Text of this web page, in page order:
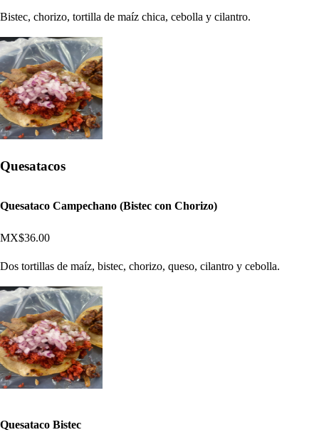
Bistec, chorizo, tortilla de maíz chica, cebolla y cilantro.
Quesatacos
Quesataco Campechano (Bistec con Chorizo)
MX$36.00
Dos tortillas de maíz, bistec, chorizo, queso, cilantro y cebolla.
Quesataco Bistec